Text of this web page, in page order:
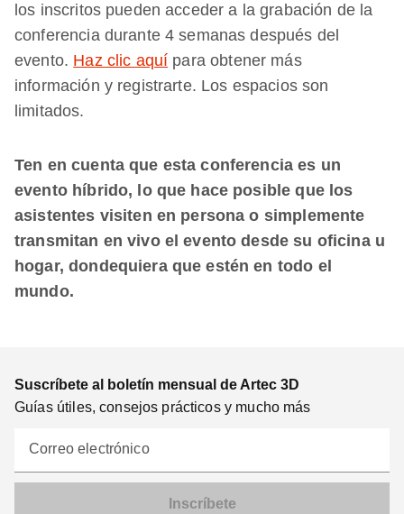
los inscritos pueden acceder a la grabación de la
conferencia durante 4 semanas después del
evento. Haz clic aquí para obtener más
información y registrarte. Los espacios son
limitados.
Ten en cuenta que esta conferencia es un
evento híbrido, lo que hace posible que los
asistentes visiten en persona o simplemente
transmitan en vivo el evento desde su oficina u
hogar, dondequiera que estén en todo el
mundo.
Suscríbete al boletín mensual de Artec 3D
Guías útiles, consejos prácticos y mucho más
Correo electrónico